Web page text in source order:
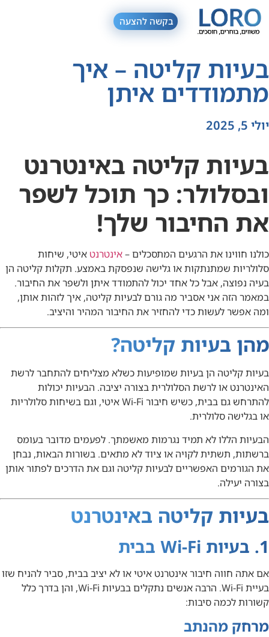
בקשה להצעה
בעיות קליטה – איך
מתמודדים איתן
יולי 5, 2025
בעיות קליטה באינטרנט
ובסלולר: כך תוכל לשפר
את החיבור שלך!
כולנו חווינו את הרגעים המתסכלים –אינטרנט איטי, שיחות
סלולריות שמתנתקות או גלישה שנפסקת באמצע. תקלות קליטה הן
בעיה נפוצה, אבל כל אחד יכול להתמודד איתן ולשפר את החיבור.
במאמר הזה אני אסביר מה גורם לבעיות קליטה, איך לזהות אותן,
ומה אפשר לעשות כדי להחזיר את החיבור המהיר והיציב.
מהן בעיות קליטה?
בעיות קליטה הן בעיות שמופיעות כשלא מצליחים להתחבר לרשת
האינטרנט או לרשת הסלולרית בצורה יציבה. הבעיות יכולות
להתרחש גם בבית, כשיש חיבור Wi-Fi איטי, וגם בשיחות סלולריות
או בגלישה סלולרית.
הבעיות הללו לא תמיד נגרמות מאשמתך. לפעמים מדובר בעומס
ברשתות, תשתית לקויה או ציוד לא מתאים. בשורות הבאות, נבחן
את הגורמים האפשריים לבעיות קליטה וגם את הדרכים לפתור אותן
בצורה יעילה.
בעיות קליטה באינטרנט
1. בעיות Wi-Fi בבית
אם אתה חווה חיבור אינטרנט איטי או לא יציב בבית, סביר להניח שזו
בעיית Wi-Fi. הרבה אנשים נתקלים בבעיות Wi-Fi, והן בדרך כלל
קשורות לכמה סיבות:
מרחק מהנתב